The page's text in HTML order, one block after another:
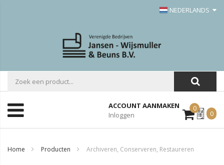
NEDERLANDS
ACCOUNT AANMAKEN
Inloggen
0Mijn
Offerte
0
Home Producten Archiveren, Conserveren, Restaureren